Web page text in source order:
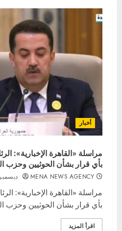
أخبار
مراسلة «القاهرة الإخبارية»:
بأي قرار بشأن الحوثيين وحزب
MENA NEWS AGENCY ديسمبر 5,
مراسلة «القاهرة الإخبارية»:
بأي قرار بشأن الحوثيين وحزب
اقرأ المزيد